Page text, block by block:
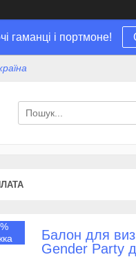
гаманці і портмоне!
Балон для
Gender Party